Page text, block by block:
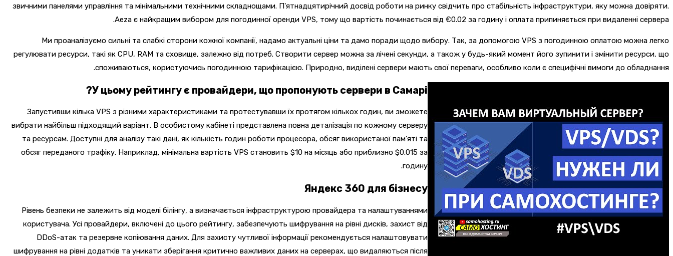
звичними панелями управління та мінімальними технічними складнощами. П'ятнадцятирічний досвід роботи на ринку свідчить про стабільність інфраструктури, яку можна довіряти.
Aeza є найкращим вибором для погодинної оренди VPS, тому що вартість починається від €0.02 за годину і оплата припиняється при видаленні сервера.
Ми проаналізуємо сильні та слабкі сторони кожної компанії, надамо актуальні ціни та дамо поради щодо вибору. Так, за допомогою VPS з погодинною оплатою можна легко
регулювати ресурси, такі як CPU, RAM та сховище, залежно від потреб. Створити сервер можна за лічені секунди, а також у будь-який момент його зупинити і змінити ресурси, що
споживаються, користуючись погодинною тарифікацією. Природно, виділені сервери мають свої переваги, особливо коли є специфічні вимоги до обладнання.
У цьому рейтингу є провайдери, що пропонують сервери в Самарі?
Запустивши кілька VPS з різними характеристиками та протестувавши їх протягом кількох годин, ви зможете
вибрати найбільш підходящий варіант. В особистому кабінеті представлена ​​повна деталізація по кожному серверу
та ресурсам. Доступні для аналізу такі дані, як кількість годин роботи процесора, обсяг використаної пам'яті та
обсяг переданого трафіку. Наприклад, мінімальна вартість VPS становить $10 на місяць або приблизно $0.015 за
годину.
Яндекс 360 для бізнесу
Рівень безпеки не залежить від моделі білінгу, а визначається інфраструктурою провайдера та налаштуваннями
користувача. Усі провайдери, включені до цього рейтингу, забезпечують шифрування на рівні дисків, захист від
DDoS-атак та резервне копіювання даних. Для захисту чутливої ​​інформації рекомендується налаштовувати
шифрування на рівні додатків та уникати зберігання критично важливих даних на серверах, що видаляються після